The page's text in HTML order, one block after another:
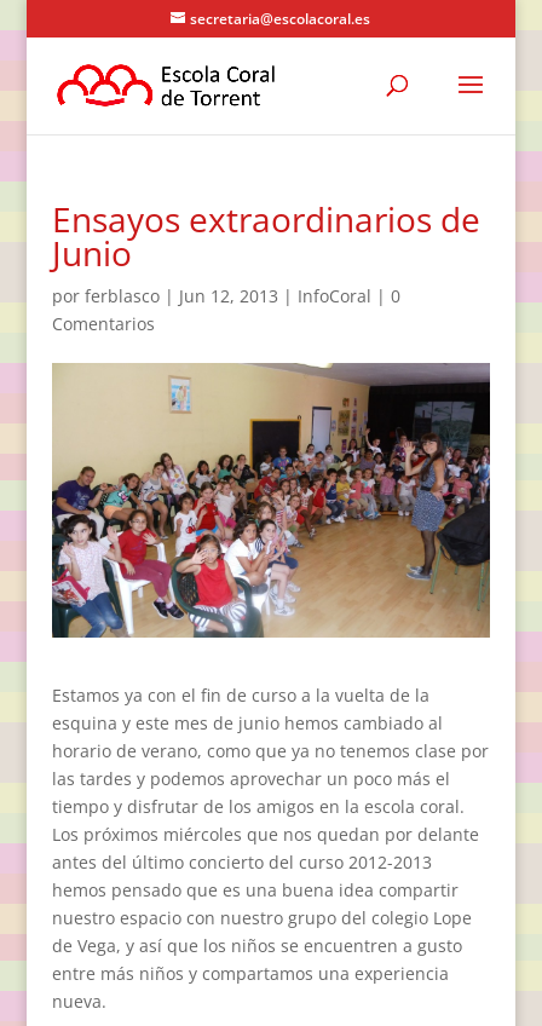
secretaria@escolacoral.es
Ensayos extraordinarios de
Junio
por ferblasco| Jun 12, 2013 | InfoCoral | 0
Comentarios
Estamos ya con el fin de curso a la vuelta de la
esquina y este mes de junio hemos cambiado al
horario de verano, como que ya no tenemos clase por
las tardes y podemos aprovechar un poco más el
tiempo y disfrutar de los amigos en la escola coral.
Los próximos miércoles que nos quedan por delante
antes del último concierto del curso 2012-2013
hemos pensado que es una buena idea compartir
nuestro espacio con nuestro grupo del colegio Lope
de Vega, y así que los niños se encuentren a gusto
entre más niños y compartamos una experiencia
nueva.